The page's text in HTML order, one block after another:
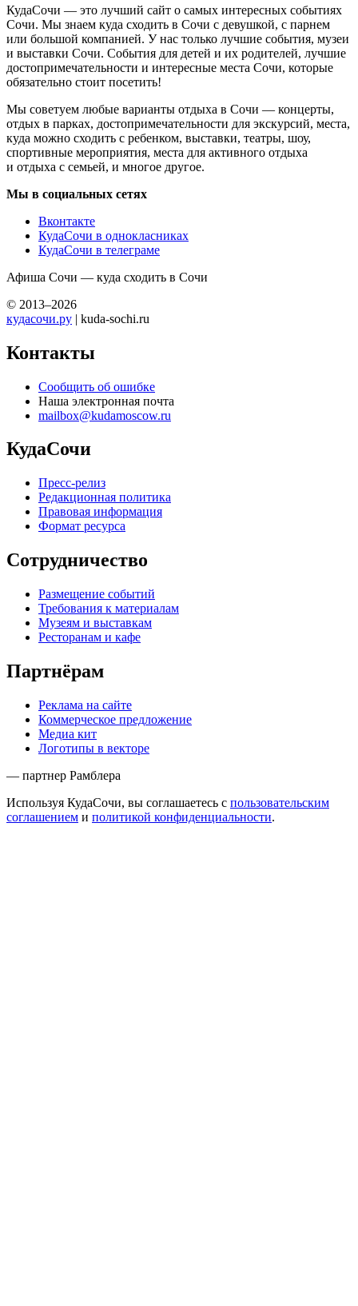
КудаСочи — это лучший сайт о самых интересных событиях
Сочи. Мы знаем куда сходить в Сочи с девушкой, с парнем
или большой компанией. У нас только лучшие события, музеи
и выставки Сочи. События для детей и их родителей, лучшие
достопримечательности и интересные места Сочи, которые
обязательно стоит посетить!
Мы советуем любые варианты отдыха в Сочи — концерты,
отдых в парках, достопримечательности для экскурсий, места,
куда можно сходить с ребенком, выставки, театры, шоу,
спортивные мероприятия, места для активного отдыха
и отдыха с семьей, и многое другое.
Мы в социальных сетях
Вконтакте
КудаСочи в однокласниках
КудаСочи в телеграме
Афиша Сочи — куда сходить в Сочи
© 2013–2026
кудасочи.ру | kuda-sochi.ru
Контакты
Сообщить об ошибке
Наша электронная почта
mailbox@kudamoscow.ru
КудаСочи
Пресс-релиз
Редакционная политика
Правовая информация
Формат ресурса
Сотрудничество
Размещение событий
Требования к материалам
Музеям и выставкам
Ресторанам и кафе
Партнёрам
Реклама на сайте
Коммерческое предложение
Медиа кит
Логотипы в векторе
— партнер Рамблера
Используя КудаСочи, вы соглашаетесь с пользовательским
соглашением и политикой конфиденциальности.